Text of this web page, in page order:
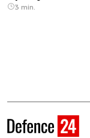
3 min.